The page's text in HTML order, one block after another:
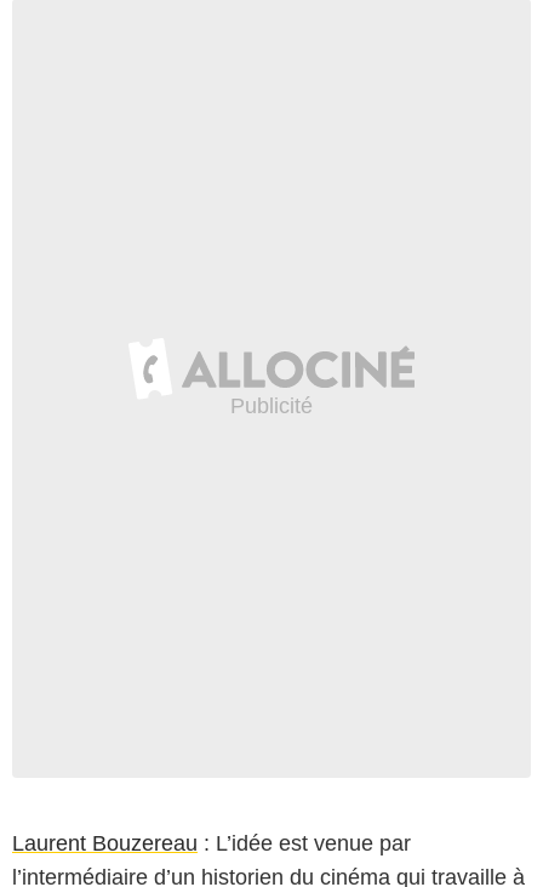
Laurent Bouzereau : L’idée est venue par
l’intermédiaire d’un historien du cinéma qui travaille à